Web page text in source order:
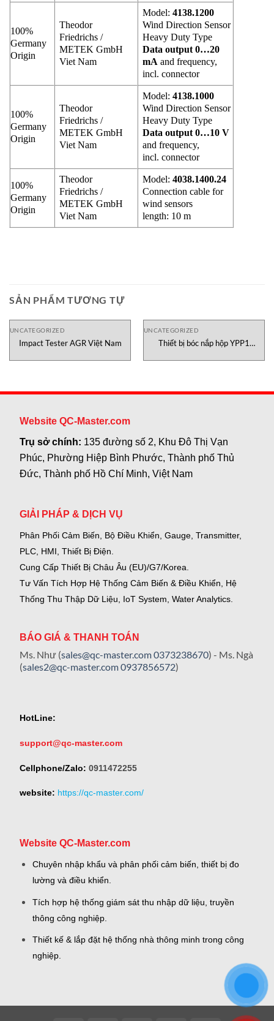
100%
Germany
Origin
Theodor
Friedrichs /
METEK GmbH
Viet Nam
Model:4138.1200
Wind Direction Sensor
Heavy Duty Type
Data output 0…20
mA and frequency,
incl. connector
100%
Germany
Origin
Theodor
Friedrichs /
METEK GmbH
Viet Nam
Model:4138.1000
Wind Direction Sensor
Heavy Duty Type
Data output 0…10 V
and frequency,
incl. connector
100%
Germany
Origin
Theodor
Friedrichs /
METEK GmbH
Viet Nam
Model:4038.1400.24
Connection cable for
wind sensors
length: 10 m
SẢN PHẨM TƯƠNG TỰ
UNCATEGORIZED
Impact Tester AGR Việt Nam
UNCATEGORIZED
Thiết bị bóc nắp hộp YPP1
Website QC-Master.com
Trụ sở chính: 135 đường số 2, Khu Đô Thị Vạn
Phúc, Phường Hiệp Bình Phước, Thành phố Thủ
Đức, Thành phố Hồ Chí Minh, Việt Nam
GIẢI PHÁP & DỊCH VỤ
Phân Phối Cảm Biến, Bộ Điều Khiển, Gauge, Transmitter,
PLC, HMI, Thiết Bị Điện.
Cung Cấp Thiết Bị Châu Âu (EU)/G7/Korea.
Tư Vấn Tích Hợp Hệ Thống Cảm Biến & Điều Khiển, Hệ
Thống Thu Thập Dữ Liệu, IoT System, Water Analytics.
BÁO GIÁ & THANH TOÁN
Ms. Như (sales@qc-master.com0373238670) - Ms. Ngà
(sales2@qc-master.com0937856572)
HotLine:
support@qc-master.com
Cellphone/Zalo: 0911472255
website: https://qc-master.com/
Website QC-Master.com
Chuyên nhập khẩu và phân phối cảm biến, thiết bị đo
lường và điều khiển.
Tích hợp hệ thống giám sát thu nhập dữ liệu, truyền
thông công nghiệp.
Thiết kế & lắp đặt hệ thống nhà thông minh trong công
nghiệp.